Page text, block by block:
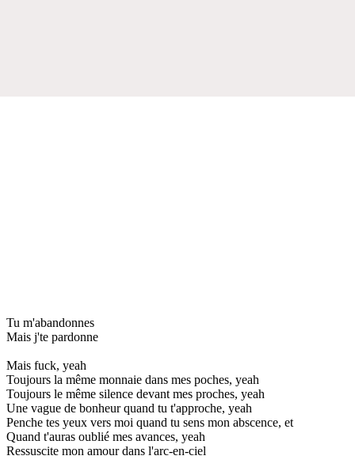
Tu m'abandonnes
Mais j'te pardonne
Mais fuck, yeah
Toujours la même monnaie dans mes poches, yeah
Toujours le même silence devant mes proches, yeah
Une vague de bonheur quand tu t'approche, yeah
Penche tes yeux vers moi quand tu sens mon abscence, et
Quand t'auras oublié mes avances, yeah
Ressuscite mon amour dans l'arc-en-ciel